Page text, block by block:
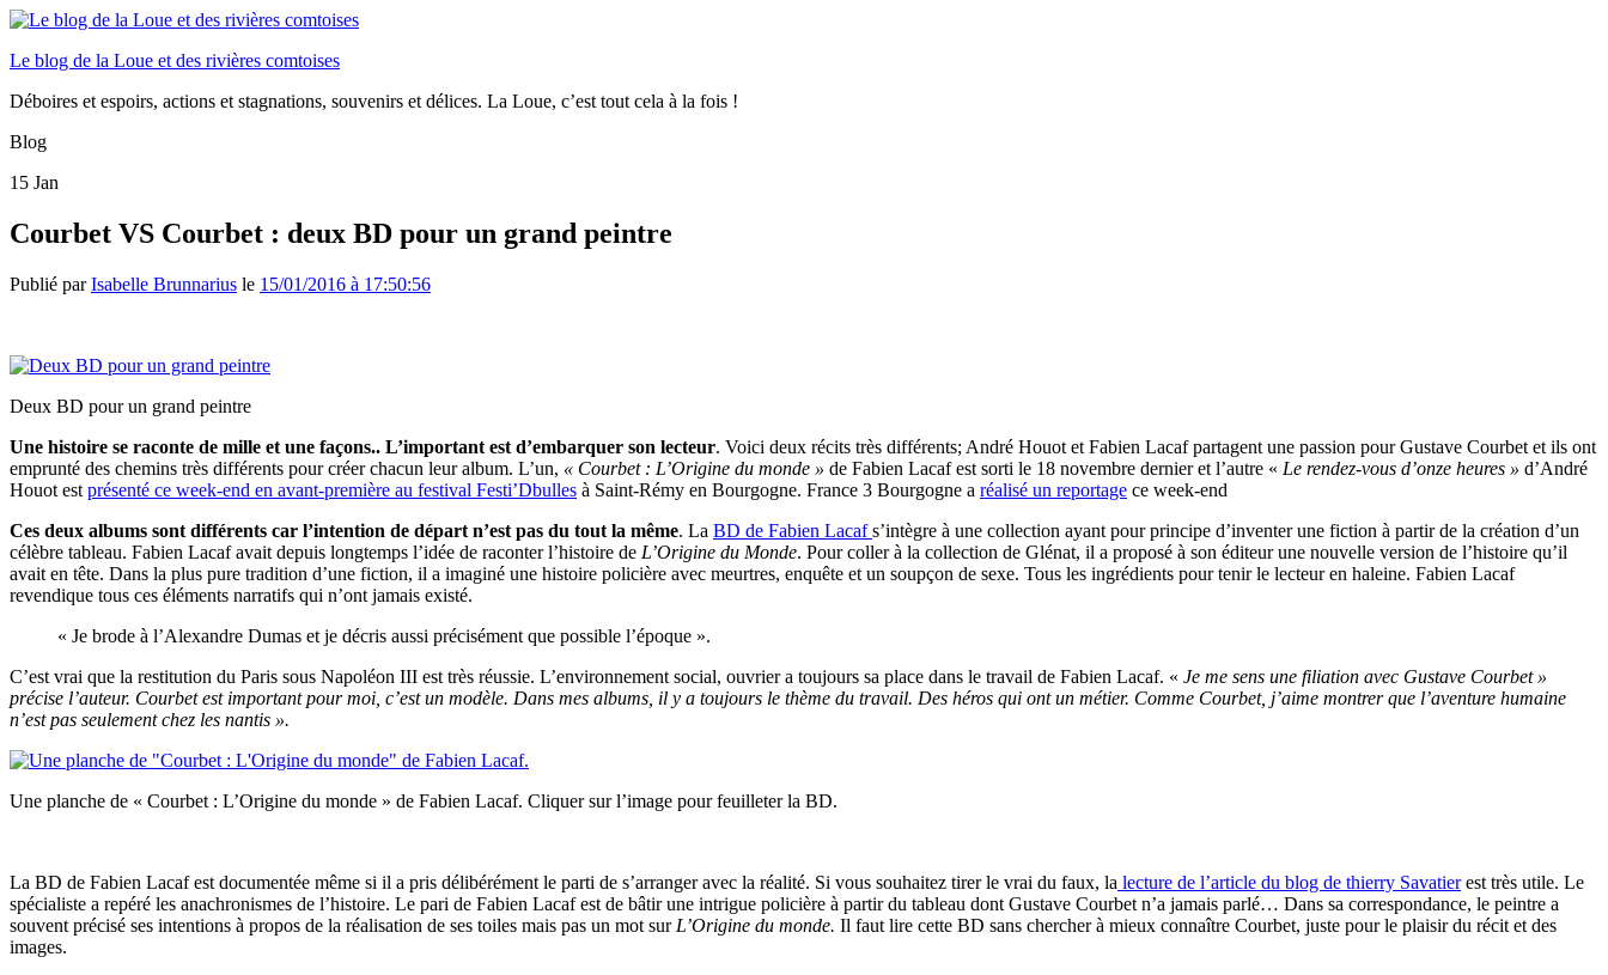
Le blog de la Loue et des rivières comtoises
Déboires et espoirs, actions et stagnations, souvenirs et délices. La Loue, c’est tout cela à la fois !
Blog
15 Jan
Courbet VS Courbet : deux BD pour un grand peintre
Publié parIsabelle Brunnarius le 15/01/2016 à 17:50:56
Deux BD pour un grand peintre
Une histoire se raconte de mille et une façons.. L’important est d’embarquer son lecteur. Voici deux récits très différents; André Houot et Fabien Lacaf partagent une passion pour Gustave Courbet et ils ont
emprunté des chemins très différents pour créer chacun leur album. L’un, « Courbet : L’Origine du monde » de Fabien Lacaf est sorti le 18 novembre dernier et l’autre « Le rendez-vous d’onze heures » d’André
Houot est présenté ce week-end en avant-première au festival Festi’Dbulles à Saint-Rémy en Bourgogne. France 3 Bourgogne a réalisé un reportage ce week-end
Ces deux albums sont différents car l’intention de départ n’est pas du tout la même. La BD de Fabien Lacafs’intègre à une collection ayant pour principe d’inventer une fiction à partir de la création d’un
célèbre tableau. Fabien Lacaf avait depuis longtemps l’idée de raconter l’histoire de L’Origine du Monde. Pour coller à la collection de Glénat, il a proposé à son éditeur une nouvelle version de l’histoire qu’il
avait en tête. Dans la plus pure tradition d’une fiction, il a imaginé une histoire policière avec meurtres, enquête et un soupçon de sexe. Tous les ingrédients pour tenir le lecteur en haleine. Fabien Lacaf
revendique tous ces éléments narratifs qui n’ont jamais existé.
« Je brode à l’Alexandre Dumas et je décris aussi précisément que possible l’époque ».
C’est vrai que la restitution du Paris sous Napoléon III est très réussie. L’environnement social, ouvrier a toujours sa place dans le travail de Fabien Lacaf. « Je me sens une filiation avec Gustave Courbet »
précise l’auteur. Courbet est important pour moi, c’est un modèle. Dans mes albums, il y a toujours le thème du travail. Des héros qui ont un métier. Comme Courbet, j’aime montrer que l’aventure humaine
n’est pas seulement chez les nantis ».
Une planche de « Courbet : L’Origine du monde » de Fabien Lacaf. Cliquer sur l’image pour feuilleter la BD.
La BD de Fabien Lacaf est documentée même si il a pris délibérément le parti de s’arranger avec la réalité. Si vous souhaitez tirer le vrai du faux, la lecture de l’article du blog de thierry Savatierest très utile. Le
spécialiste a repéré les anachronismes de l’histoire. Le pari de Fabien Lacaf est de bâtir une intrigue policière à partir du tableau dont Gustave Courbet n’a jamais parlé… Dans sa correspondance, le peintre a
souvent précisé ses intentions à propos de la réalisation de ses toiles mais pas un mot sur L’Origine du monde. Il faut lire cette BD sans chercher à mieux connaître Courbet, juste pour le plaisir du récit et des
images.